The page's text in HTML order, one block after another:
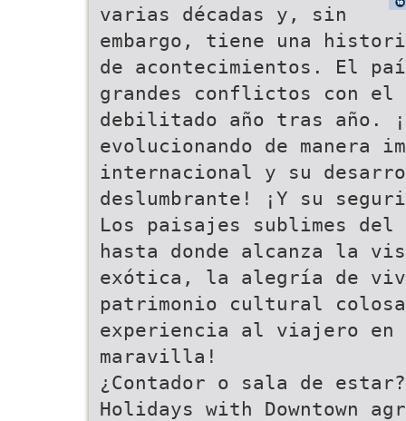
varias décadas y, sin
embargo, tiene una
de acontecimientos. El
grandes conflictos con el
debilitado año tras año.
evolucionando de manera
internacional y su
deslumbrante! ¡Y su
Los paisajes sublimes
hasta donde alcanza la
exótica, la alegría de
patrimonio cultural
experiencia al viajero en
maravilla!
¿Contador o sala de estar?
Holidays with Downtown